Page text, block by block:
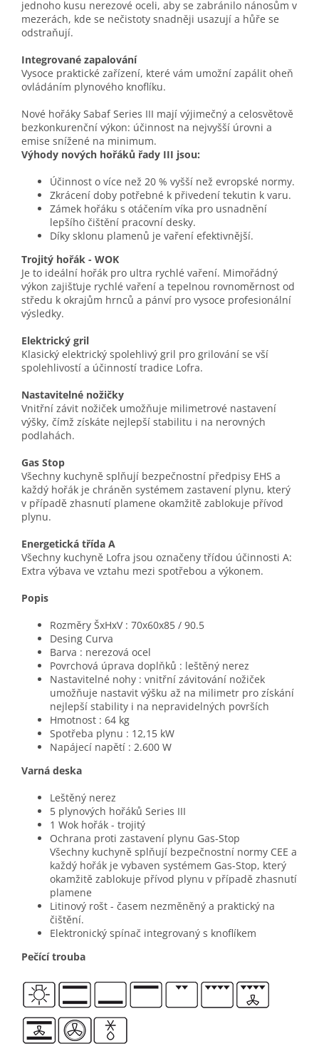
jednoho kusu nerezové oceli, aby se zabránilo nánosům v
mezerách, kde se nečistoty snadněji usazují a hůře se
odstraňují.
Integrované zapalování
Vysoce praktické zařízení, které vám umožní zapálit oheň
ovládáním plynového knoflíku.
Nové hořáky Sabaf Series III mají výjimečný a celosvětově
bezkonkurenční výkon: účinnost na nejvyšší úrovni a
emise snížené na minimum.
Výhody nových hořáků řady III jsou:
Účinnost o více než 20 % vyšší než evropské normy.
Zkrácení doby potřebné k přivedení tekutin k varu.
Zámek hořáku s otáčením víka pro usnadnění
lepšího čištění pracovní desky.
Díky sklonu plamenů je vaření efektivnější.
Trojitý hořák - WOK
Je to ideální hořák pro ultra rychlé vaření. Mimořádný
výkon zajišťuje rychlé vaření a tepelnou rovnoměrnost od
středu k okrajům hrnců a pánví pro vysoce profesionální
výsledky.
Elektrický gril
Klasický elektrický spolehlivý gril pro grilování se vší
spolehlivostí a účinností tradice Lofra.
Nastavitelné nožičky
Vnitřní závit nožiček umožňuje milimetrové nastavení
výšky, čímž získáte nejlepší stabilitu i na nerovných
podlahách.
Gas Stop
Všechny kuchyně splňují bezpečnostní předpisy EHS a
každý hořák je chráněn systémem zastavení plynu, který
v případě zhasnutí plamene okamžitě zablokuje přívod
plynu.
Energetická třída A
Všechny kuchyně Lofra jsou označeny třídou účinnosti A:
Extra výbava ve vztahu mezi spotřebou a výkonem.
Popis
Rozměry ŠxHxV : 70x60x85 / 90.5
Desing Curva
Barva : nerezová ocel
Povrchová úprava doplňků : leštěný nerez
Nastavitelné nohy : vnitřní závitování nožiček
umožňuje nastavit výšku až na milimetr pro získání
nejlepší stability i na nepravidelných površích
Hmotnost : 64 kg
Spotřeba plynu : 12,15 kW
Napájecí napětí : 2.600 W
Varná deska
Leštěný nerez
5 plynových hořáků Series III
1 Wok hořák - trojitý
Ochrana proti zastavení plynu Gas-Stop
Všechny kuchyně splňují bezpečnostní normy CEE a
každý hořák je vybaven systémem Gas-Stop, který
okamžitě zablokuje přívod plynu v případě zhasnutí
plamene
Litinový rošt - časem nezměněný a praktický na
čištění.
Elektronický spínač integrovaný s knoflíkem
Pečící trouba